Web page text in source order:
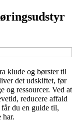
klude og børster til
det udskiftet, før
og ressourcer. Ved at
reducere affald
du en guide til,
har.